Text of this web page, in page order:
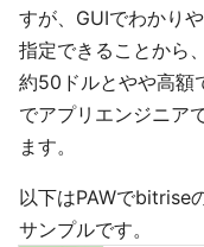
すが、GUIでわかり
指定できることから
約50ドルとやや高額
でアプリエンジニア
ます。
以下はPAWでbitrise
サンプルです。